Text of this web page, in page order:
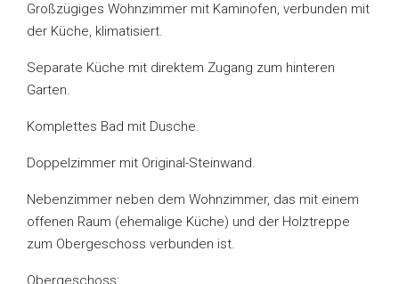
Großzügiges Wohnzimmer mit Kaminofen, verbunden mit
der Küche, klimatisiert.
Separate Küche mit direktem Zugang zum hinteren
Garten.
Komplettes Bad mit Dusche.
Doppelzimmer mit Original-Steinwand.
Nebenzimmer neben dem Wohnzimmer, das mit einem
offenen Raum (ehemalige Küche) und der Holztreppe
zum Obergeschoss verbunden ist.
Obergeschoss: